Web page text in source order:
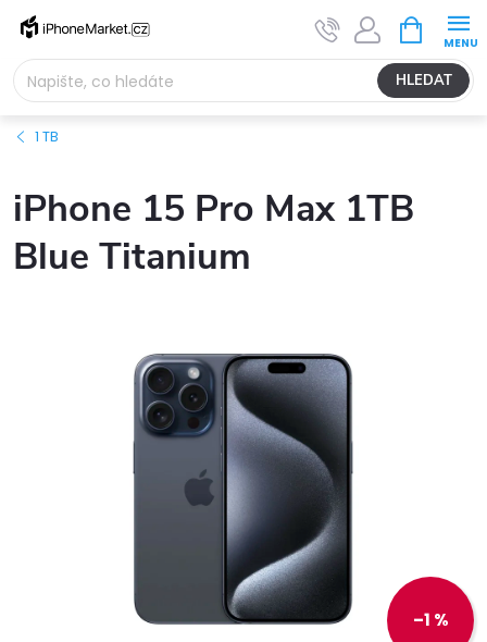
Přejít
obsah
HLEDAT
NÁKUPNÍ
KOŠÍK
1 TB
iPhone 15 Pro Max 1TB
Blue Titanium
–1 %